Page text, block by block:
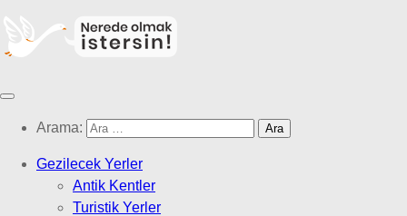
Arama:
Gezilecek Yerler
Antik Kentler
Turistik Yerler